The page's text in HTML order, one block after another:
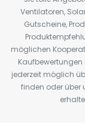
Ventilatoren,
Gutscheine,
möglichen
jederzeit möglich
finden oder über